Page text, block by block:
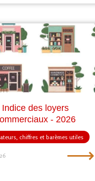
Indice des loyers
- 2026
chiffres et barèmes utiles
⟶